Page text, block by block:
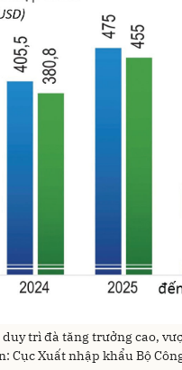
trì đà tăng trưởng cao,
Cục Xuất nhập khẩu Bộ